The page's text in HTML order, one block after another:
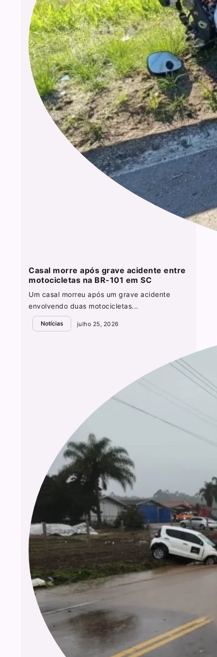
Casal morre após grave acidente entre
motocicletas na BR-101 em SC
Um casal morreu após um grave acidente
envolvendo duas motocicletas...
Notícias julho 25, 2026